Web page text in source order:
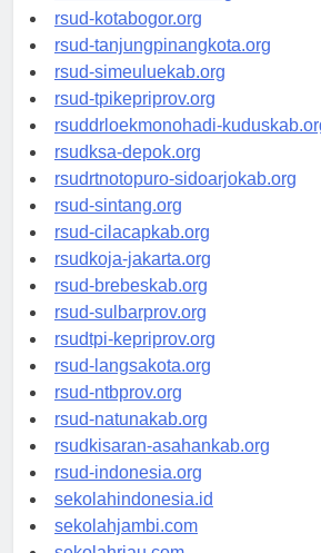
rsud-kotamakassar.org
rsud-kotabogor.org
rsud-tanjungpinangkota.org
rsud-simeuluekab.org
rsud-tpikepriprov.org
rsuddrloekmonohadi-kuduskab.org
rsudksa-depok.org
rsudrtnotopuro-sidoarjokab.org
rsud-sintang.org
rsud-cilacapkab.org
rsudkoja-jakarta.org
rsud-brebeskab.org
rsud-sulbarprov.org
rsudtpi-kepriprov.org
rsud-langsakota.org
rsud-ntbprov.org
rsud-natunakab.org
rsudkisaran-asahankab.org
rsud-indonesia.org
sekolahindonesia.id
sekolahjambi.com